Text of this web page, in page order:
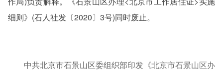
细则》(石人社发〔2020〕3号)同时废止。
中共北京市石景山区委组织部印发《北京市石景山区办